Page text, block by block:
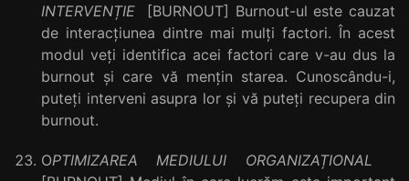
INTERVENȚIE [BURNOUT] Burnout-ul este cauzat
de interacțiunea dintre mai mulți factori. În acest
modul veți identifica acei factori care v-au dus la
burnout și care vă mențin starea. Cunoscându-i,
puteți interveni asupra lor și vă puteți recupera din
burnout.
OPTIMIZAREA MEDIULUI ORGANIZAȚIONAL